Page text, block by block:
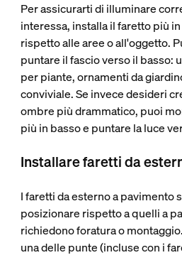
Per assicurarti di illuminare
interessa, installa il faretto più
rispetto alle aree o all'oggetto.
puntare il fascio verso il basso:
per piante, ornamenti da
conviviale. Se invece desideri
ombre più drammatico, puoi
più in basso e puntare la luce
Installare faretti da
I faretti da esterno a pavimento
posizionare rispetto a quelli a
richiedono foratura o
una delle punte (incluse con i